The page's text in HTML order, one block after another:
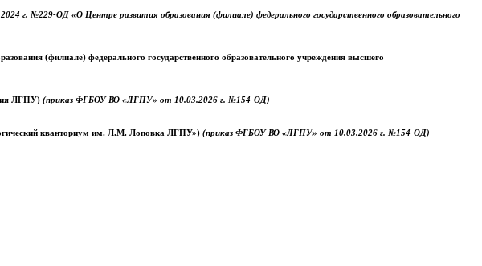
г. №229-ОД «О Центре развития образования (филиале) федерального государственного образовательного
(филиале) федерального государственного образовательного учреждения высшего
ЛГПУ) (приказ ФГБОУ ВО «ЛГПУ» от 10.03.2026 г. №154-ОД)
кванториум им. Л.М. Лоповка ЛГПУ») (приказ ФГБОУ ВО «ЛГПУ» от 10.03.2026 г. №154-ОД)